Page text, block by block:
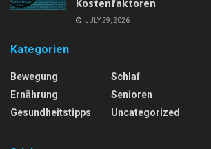
Kostenfaktoren
JULY 29, 2026
Kategorien
Bewegung
Ernährung
Gesundheitstipps
Schlaf
Senioren
Uncategorized